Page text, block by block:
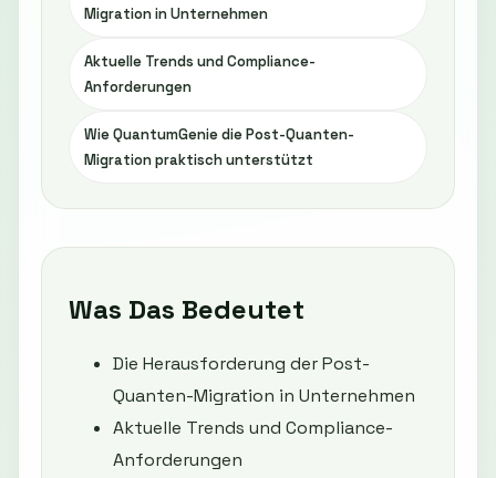
Migration in Unternehmen
Aktuelle Trends und Compliance-
Anforderungen
Wie QuantumGenie die Post-Quanten-
Migration praktisch unterstützt
Was Das Bedeutet
Die Herausforderung der Post-
Quanten-Migration in Unternehmen
Aktuelle Trends und Compliance-
Anforderungen